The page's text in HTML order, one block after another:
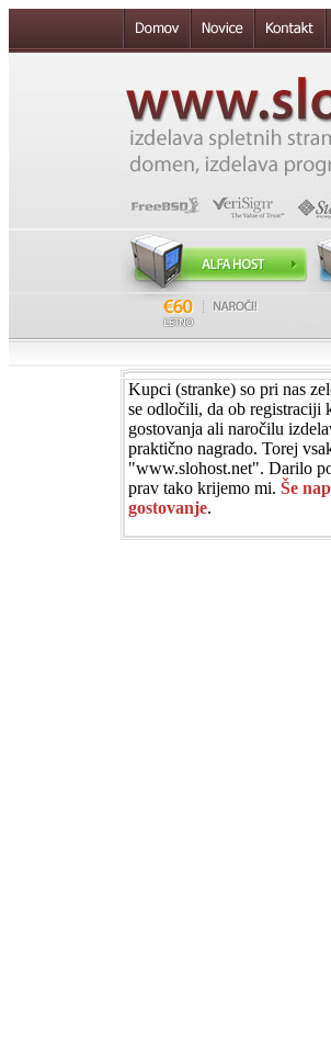
Kupci (stranke) so pri nas
se odločili, da ob registraciji
gostovanja ali naročilu
praktično nagrado. Torej
"www.slohost.net". Darilo
prav tako krijemo mi. Še
gostovanje.